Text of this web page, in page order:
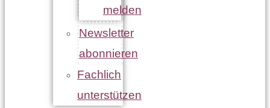
melden
Newsletter
abonnieren
Fachlich
unterstützen